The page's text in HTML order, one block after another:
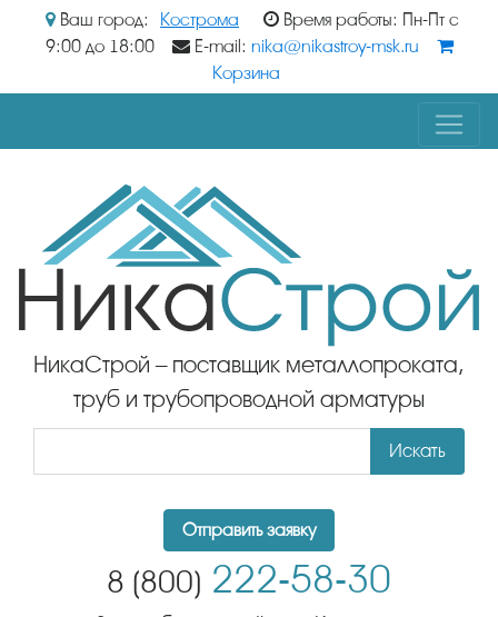
Ваш город: Кострома
Время работы: Пн-Пт с
9:00 до 18:00
E-mail: nika@nikastroy-msk.ru
Корзина
НикаСтрой – поставщик металлопроката,
труб и трубопроводной арматуры
Искать
Отправить заявку
8 (800) 222-58-30